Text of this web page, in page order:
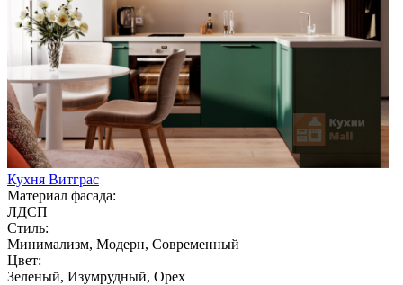
Кухня Витграс
Материал фасада:
ЛДСП
Стиль:
Минимализм, Модерн, Современный
Цвет:
Зеленый, Изумрудный, Орех